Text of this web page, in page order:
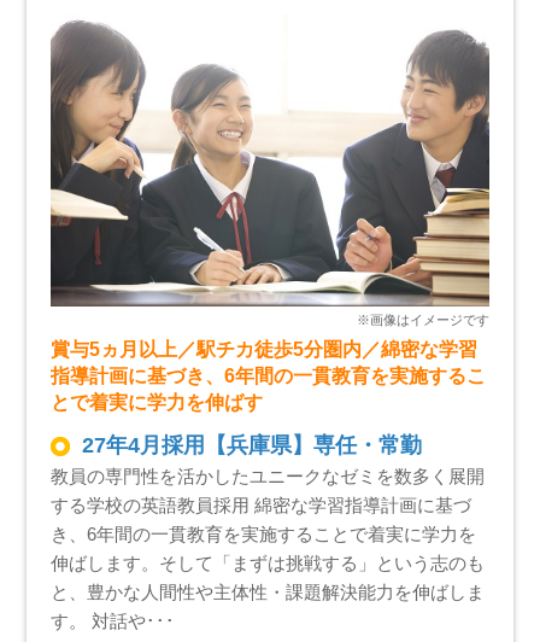
賞与5ヵ月以上／駅チカ徒歩5分圏内／綿密な学習
指導計画に基づき、6年間の一貫教育を実施するこ
とで着実に学力を伸ばす
27年4月採用【兵庫県】専任・常勤
教員の専門性を活かしたユニークなゼミを数多く展開
する学校の英語教員採用 綿密な学習指導計画に基づ
き、6年間の一貫教育を実施することで着実に学力を
伸ばします。そして「まずは挑戦する」という志のも
と、豊かな人間性や主体性・課題解決能力を伸ばしま
す。 対話や･･･